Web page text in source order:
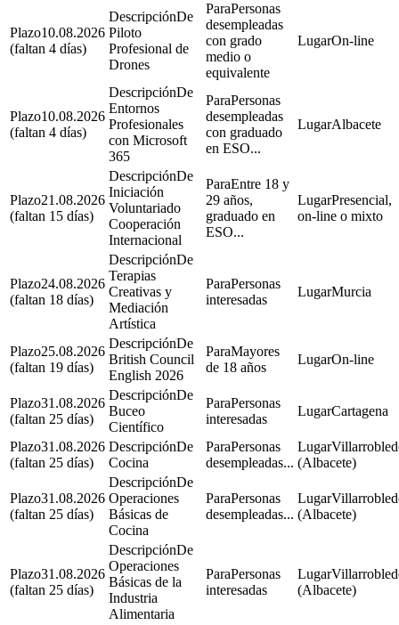
10.08.2026
(faltan 4 días)
De
Piloto
Profesional de
Drones
Personas
desempleadas
con grado
medio o
equivalente
On-line
10.08.2026
(faltan 4 días)
De
Entornos
Profesionales
con Microsoft
365
Personas
desempleadas
con graduado
en ESO...
Albacete
21.08.2026
(faltan 15 días)
De
Iniciación
Voluntariado
Cooperación
Internacional
Entre 18 y
29 años,
graduado en
ESO...
Presencial,
on-line o mixto
24.08.2026
(faltan 18 días)
De
Terapias
Creativas y
Mediación
Artística
Personas
interesadas
Murcia
25.08.2026
(faltan 19 días)
De
British Council
English 2026
Mayores
de 18 años
On-line
31.08.2026
(faltan 25 días)
De
Buceo
Científico
Personas
interesadas
Cartagena
31.08.2026
(faltan 25 días)
De
Cocina
Personas
desempleadas... (Albacete)
31.08.2026
(faltan 25 días)
De
Operaciones
Básicas de
Cocina
Personas
desempleadas... (Albacete)
31.08.2026
(faltan 25 días)
De
Operaciones
Básicas de la
Industria
Alimentaria
Personas
interesadas
(Albacete)